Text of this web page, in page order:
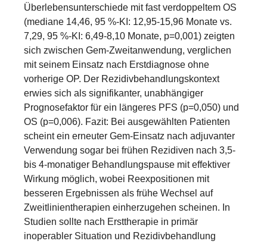
Überlebensunterschiede mit fast verdoppeltem OS
(mediane 14,46, 95 %-KI: 12,95-15,96 Monate vs.
7,29, 95 %-KI: 6,49-8,10 Monate, p=0,001) zeigten
sich zwischen Gem-Zweitanwendung, verglichen
mit seinem Einsatz nach Erstdiagnose ohne
vorherige OP. Der Rezidivbehandlungskontext
erwies sich als signifikanter, unabhängiger
Prognosefaktor für ein längeres PFS (p=0,050) und
OS (p=0,006). Fazit: Bei ausgewählten Patienten
scheint ein erneuter Gem-Einsatz nach adjuvanter
Verwendung sogar bei frühen Rezidiven nach 3,5-
bis 4-monatiger Behandlungspause mit effektiver
Wirkung möglich, wobei Reexpositionen mit
besseren Ergebnissen als frühe Wechsel auf
Zweitlinientherapien einherzugehen scheinen. In
Studien sollte nach Ersttherapie in primär
inoperabler Situation und Rezidivbehandlung